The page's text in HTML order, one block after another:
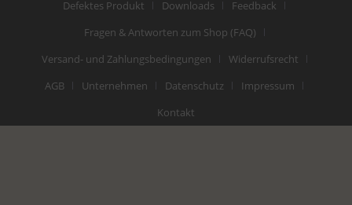
Defektes Produkt Downloads
Feedback
Fragen & Antworten zum Shop (FAQ)
Versand- und Zahlungsbedingungen
Widerrufsrecht
AGB
Unternehmen Datenschutz
Impressum
Kontakt